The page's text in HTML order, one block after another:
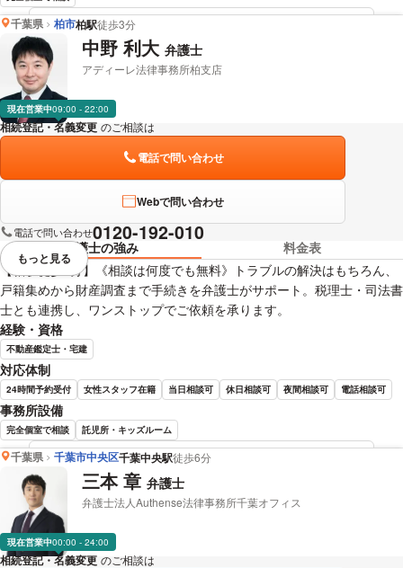
倉田 勲 弁護士の詳細情報を見る
千葉県 柏市柏駅徒歩3分
中野 利大 弁護士
アディーレ法律事務所柏支店
現在営業中09:00 - 22:00
相続登記・名義変更 のご相談は
電話で問い合わせ
Webで問い合わせ
電話で問い合わせ0120-192-010
弁護士の強み
料金表
【柏駅徒歩3分】《相談は何度でも無料》トラブルの解決はもちろん、
戸籍集めから財産調査まで手続きを弁護士がサポート。税理士・司法書
士とも連携し、ワンストップでご依頼を承ります。
経験・資格
不動産鑑定士・宅建
対応体制
24時間予約受付 女性スタッフ在籍 当日相談可 休日相談可 夜間相談可 電話相談可
事務所設備
完全個室で相談 託児所・キッズルーム
中野 利大 弁護士の詳細情報を見る
視覚的に省略されている要素を
もっと見る
千葉県 千葉市中央区千葉中央駅徒歩6分
三本 章 弁護士
弁護士法人Authense法律事務所千葉オフィス
現在営業中00:00 - 24:00
相続登記・名義変更 のご相談は